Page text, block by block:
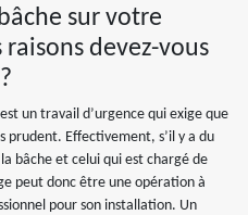
sur votre
devez-vous
un travail d’urgence qui exige que
prudent. Effectivement, s’il y a du
bâche et celui qui est chargé de
peut donc être une opération à
pour son installation. Un